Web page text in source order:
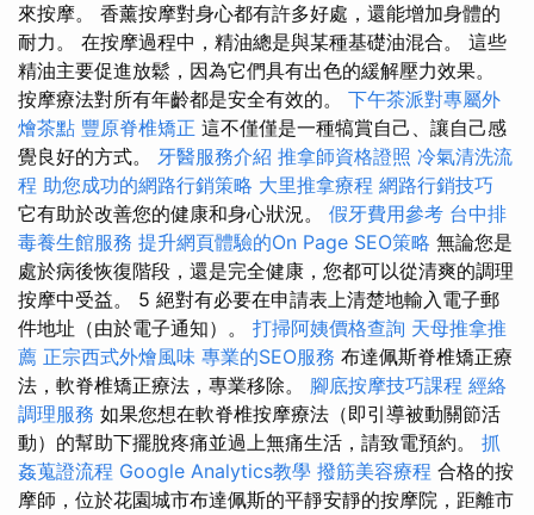
來按摩。 香薰按摩對身心都有許多好處，還能增加身體的
耐力。 在按摩過程中，精油總是與某種基礎油混合。 這些
精油主要促進放鬆，因為它們具有出色的緩解壓力效果。
按摩療法對所有年齡都是安全有效的。 下午茶派對專屬外
燴茶點 豐原脊椎矯正 這不僅僅是一種犒賞自己、讓自己感
覺良好的方式。 牙醫服務介紹 推拿師資格證照 冷氣清洗流
程 助您成功的網路行銷策略 大里推拿療程 網路行銷技巧
它有助於改善您的健康和身心狀況。 假牙費用參考 台中排
毒養生館服務 提升網頁體驗的On Page SEO策略 無論您是
處於病後恢復階段，還是完全健康，您都可以從清爽的調理
按摩中受益。 5 絕對有必要在申請表上清楚地輸入電子郵
件地址（由於電子通知）。 打掃阿姨價格查詢 天母推拿推
薦 正宗西式外燴風味 專業的SEO服務 布達佩斯脊椎矯正療
法，軟脊椎矯正療法，專業移除。 腳底按摩技巧課程 經絡
調理服務 如果您想在軟脊椎按摩療法（即引導被動關節活
動）的幫助下擺脫疼痛並過上無痛生活，請致電預約。 抓
姦蒐證流程 Google Analytics教學 撥筋美容療程 合格的按
摩師，位於花園城市布達佩斯的平靜安靜的按摩院，距離市